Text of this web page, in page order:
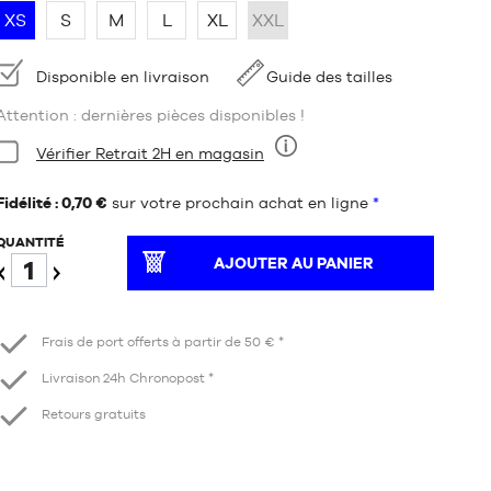
XS S M L XL XXL
Disponible en livraison Guide des tailles
: dernières pièces disponibles !
Vérifier Retrait 2H en magasin
: 0,70 € sur votre prochain achat en ligne *
AJOUTER AU PANIER
Frais de port offerts à partir de 50 € *
Livraison 24h Chronopost *
Retours gratuits